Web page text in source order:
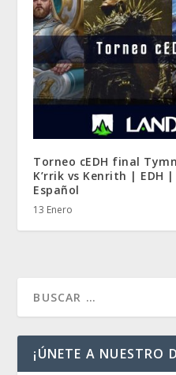
Torneo cEDH final
K’rrik vs Kenrith | EDH
Español
13 Enero
¡ÚNETE A NUESTRO